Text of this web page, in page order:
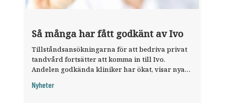
Så många har fått godkänt av Ivo
Tillståndsansökningarna för att bedriva privat
tandvård fortsätter att komma in till Ivo.
Andelen godkända kliniker har ökat, visar nya
Nyheter